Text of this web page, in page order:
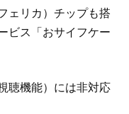
ェリカ）チップも搭
ビス「おサイフケー
聴機能）には非対応